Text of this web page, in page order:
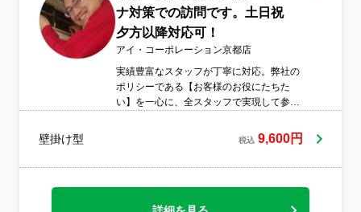
ナ対策での訪問です。土日祝
夕方以降対応可！
アイ・コーポレーション京都店
実績豊富なスタッフが丁寧に対応。弊社の
ポリシーである【お客様のお役にたちた
い】を一心に、全スタッフで実現して参り
壁掛け型 税込 9,600円